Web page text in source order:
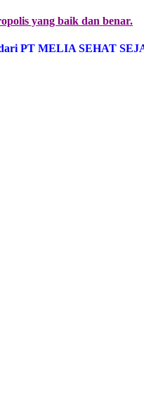
yang baik dan benar.
PT MELIA SEHAT